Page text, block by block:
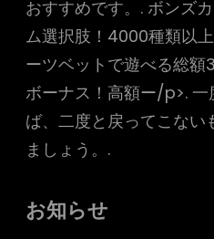
おすすめです。. ボンズ
ム選択肢！4000種類以
ーツベットで遊べる総
ボーナス！高額ー/p>.
ば、二度と戻ってこない
ましょう。.
お知らせ